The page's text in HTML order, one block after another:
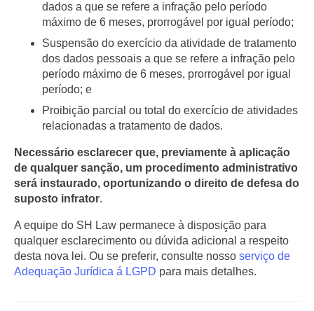
dados a que se refere a infração pelo período
máximo de 6 meses, prorrogável por igual período;
Suspensão do exercício da atividade de tratamento
dos dados pessoais a que se refere a infração pelo
período máximo de 6 meses, prorrogável por igual
período; e
Proibição parcial ou total do exercício de atividades
relacionadas a tratamento de dados.
Necessário esclarecer que, previamente à aplicação
de qualquer sanção, um procedimento administrativo
será instaurado, oportunizando o direito de defesa do
suposto infrator.
A equipe do SH Law permanece à disposição para
qualquer esclarecimento ou dúvida adicional a respeito
desta nova lei. Ou se preferir, consulte nosso serviço de
Adequação Jurídica á LGPD para mais detalhes.